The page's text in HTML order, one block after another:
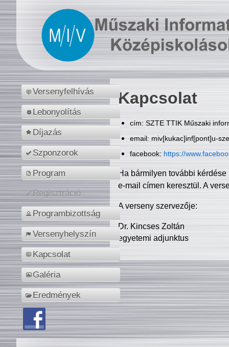
Versenyfelhívás
Lebonyolítás
Díjazás
Szponzorok
Program
Regisztráció
Programbizottság
Versenyhelyszín
Kapcsolat
Galéria
Eredmények
Kapcsolat
cím: SZTE TTIK Műszaki
email: miv[kukac]inf[pont]u-
facebook: https://
Ha bármilyen további
e-mail címen keresztül. A
A verseny szervezője:
Dr. Kincses Zoltán
egyetemi adjunktus